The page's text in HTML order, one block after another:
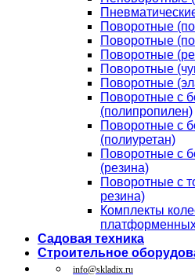
Поворотные
Поворотные
Поворотные
Поворотные
Поворотные
Поворотные c
(полипропилен)
Поворотные c
(полиуретан)
Поворотные c
(резина)
Поворотные c
резина)
Комплекты
Садовая техника
Строительное
info@skladix.ru